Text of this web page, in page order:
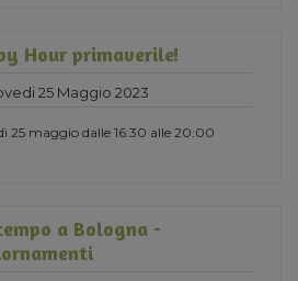
Hour primaverile!
25 Maggio 2023
25 maggio dalle 16:30 alle 20:00
a Bologna -